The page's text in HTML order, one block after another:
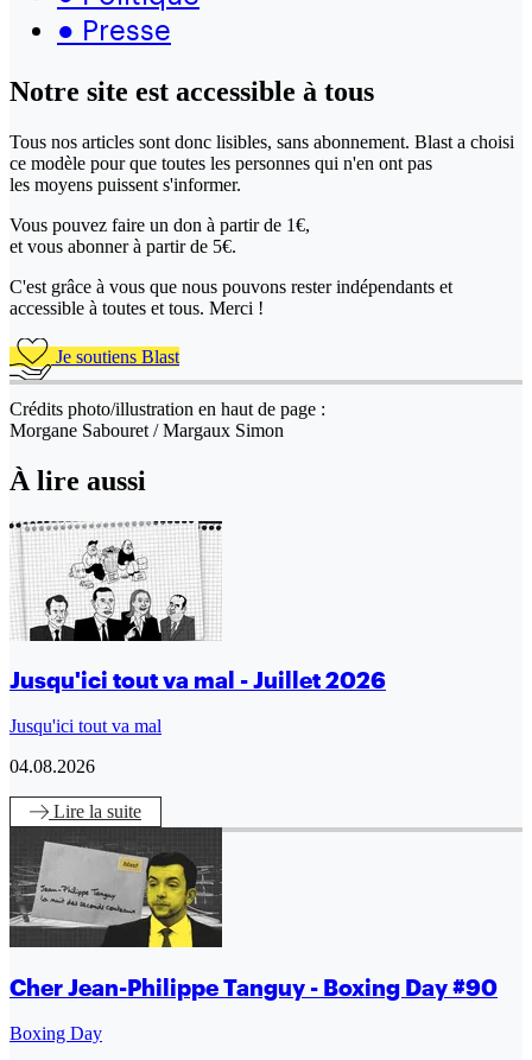
● Presse
Notre site est accessible à tous
Tous nos articles sont donc lisibles, sans abonnement. Blast a choisi
ce modèle pour que toutes les personnes qui n'en ont pas
les moyens puissent s'informer.
Vous pouvez faire un don à partir de 1€,
et vous abonner à partir de 5€.
C'est grâce à vous que nous pouvons rester indépendants et
accessible à toutes et tous. Merci !
Je soutiens Blast
Crédits photo/illustration en haut de page :
Morgane Sabouret / Margaux Simon
À lire aussi
Jusqu'ici tout va mal - Juillet 2026
Jusqu'ici tout va mal
04.08.2026
Lire la suite
Cher Jean-Philippe Tanguy - Boxing Day #90
Boxing Day